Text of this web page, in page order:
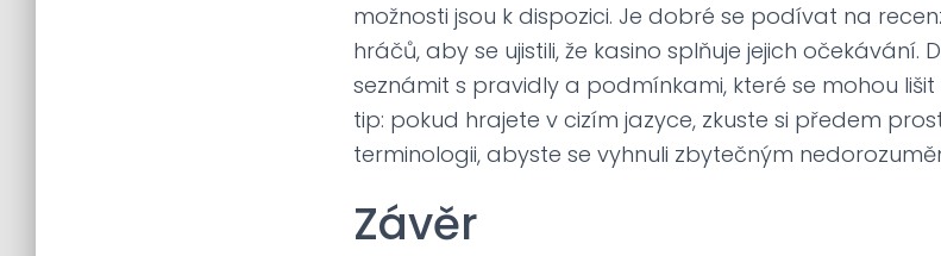
možnosti jsou k dispozici. Je dobré se podívat na
hráčů, aby se ujistili, že kasino splňuje jejich očekávání.
seznámit s pravidly a podmínkami, které se mohou lišit
tip: pokud hrajete v cizím jazyce, zkuste si předem
terminologii, abyste se vyhnuli zbytečným
Závěr